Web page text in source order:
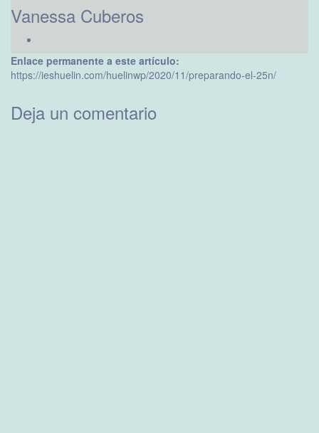
Vanessa Cuberos
Enlace permanente a este artículo:
https://ieshuelin.com/huelinwp/2020/11/preparando-el-25n/
Deja un comentario